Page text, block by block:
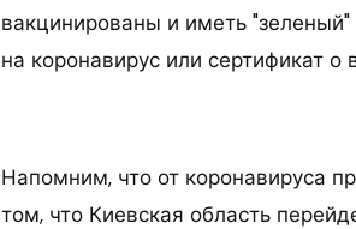
вакцинированы и иметь "зеленый"
на коронавирус или сертификат о
Напомним, что от коронавируса
том, что Киевская область